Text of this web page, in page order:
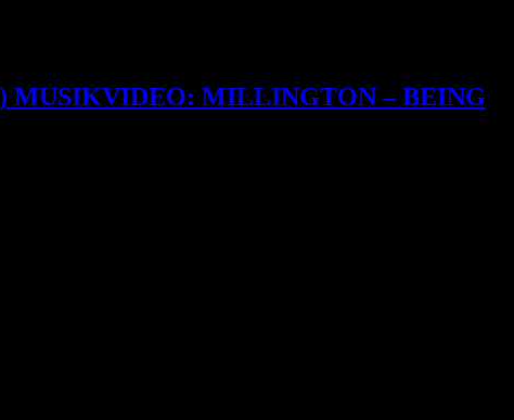
MUSIKVIDEO: MILLINGTON – BEING